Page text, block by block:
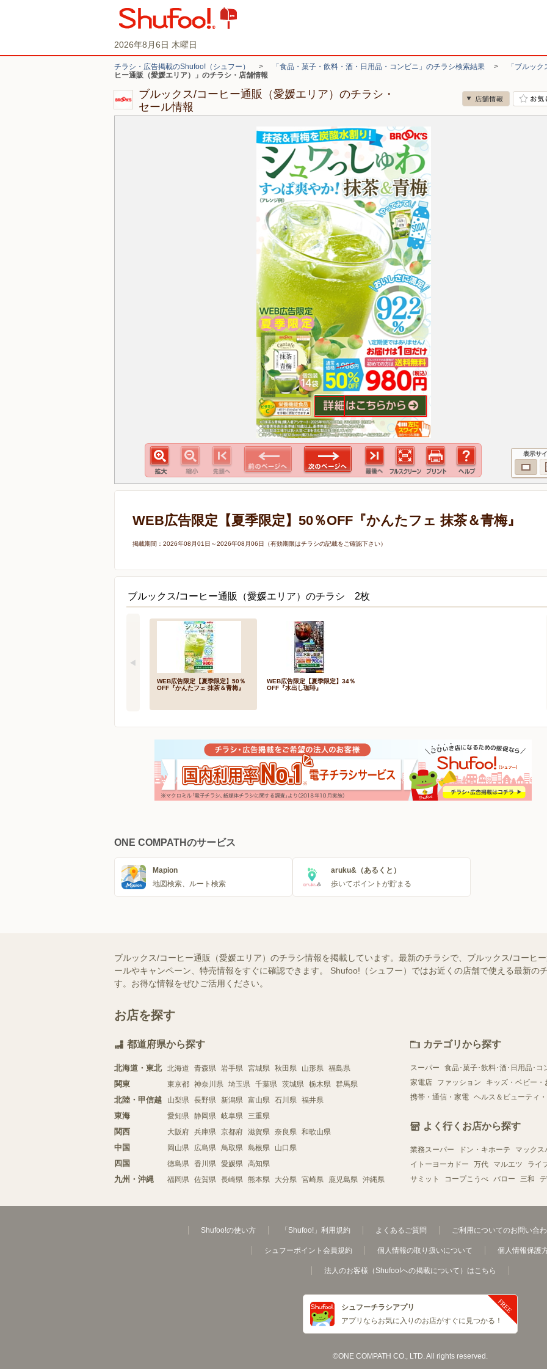
2026年8月6日 木曜日
チラシ・広告掲載のShufoo!（シュフー） > 「食品・菓子・飲料・酒・日用品・コンビニ」のチラシ検索結果 >
「ブルッ
ヒー通販（愛媛エリア）」のチラシ・店舗情報
ブルックス/コーヒー通販（愛媛エリア）のチラシ・
セール情報
表示サ
WEB広告限定【夏季限定】50％OFF『かんたフェ 抹茶＆青梅』
掲載期間：2026年08月01日～2026年08月06日（有効期限はチラシの記載をご確認下さい）
ブルックス/コーヒー通販（愛媛エリア）のチラシ 2枚
WEB広告限定【夏季限定】50％
OFF『かんたフェ 抹茶＆青梅』
WEB広告限定【夏季限定】34％
OFF『水出し珈琲』
ONE COMPATHのサービス
Mapion
地図検索、ルート検索
aruku&（あるくと）
歩いてポイントが貯まる
ブルックス/コーヒー通販（愛媛エリア）のチラシ情報を掲載しています。最新のチラシで、ブルックス/コーヒ
ールやキャンペーン、特売情報をすぐに確認できます。 Shufoo!（シュフー）ではお近くの店舗で使える最新の
す。お得な情報をぜひご活用ください。
お店を探す
都道府県から探す
北海道・東北 北海道 青森県 岩手県 宮城県 秋田県 山形県 福島県
関東 東京都 神奈川県 埼玉県 千葉県 茨城県 栃木県 群馬県
北陸・甲信越 山梨県 長野県 新潟県 富山県 石川県 福井県
東海 愛知県 静岡県 岐阜県 三重県
関西 大阪府 兵庫県 京都府 滋賀県 奈良県 和歌山県
中国 岡山県 広島県 鳥取県 島根県 山口県
四国 徳島県 香川県 愛媛県 高知県
九州・沖縄 福岡県 佐賀県 長崎県 熊本県 大分県 宮崎県 鹿児島県 沖縄県
カテゴリから探す
スーパー
食品･菓子･飲料･酒･日用品･コ
家電店
ファッション
キッズ・ベビー・
携帯・通信・家電 ヘルス＆ビューティ
よく行くお店から探す
業務スーパー ドン・キホーテ
マックス
イトーヨーカドー
万代 マルエツ
ライ
サミット
コープこうべ バロー 三和
Shufoo!の使い方 「Shufoo!」利用規約 よくあるご質問 ご利用についてのお問い合
シュフーポイント会員規約 個人情報の取り扱いについて 個人情報保護
法人のお客様（Shufoo!への掲載について）はこちら
シュフーチラシアプリ
アプリならお気に入りのお店がすぐに見つかる！
©ONE COMPATH CO., LTD. All rights reserved.